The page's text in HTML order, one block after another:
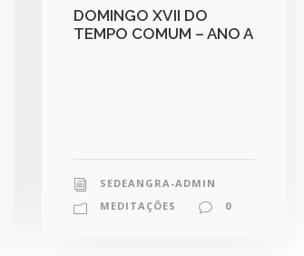
DOMINGO XVII DO
TEMPO COMUM – ANO A
SEDEANGRA-ADMIN
MEDITAÇÕES
0